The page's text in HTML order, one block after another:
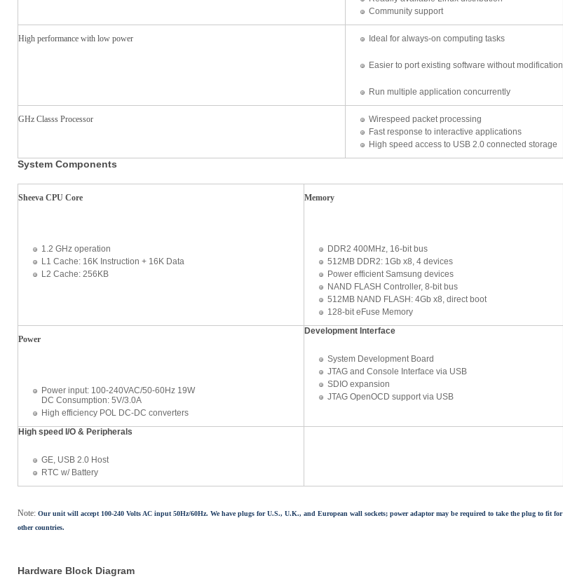
Community support
High performance with low power Ideal for always-on computing tasks
Easier to port existing software without modification
Run multiple application concurrently
GHz Classs Processor
Wirespeed packet processing
Fast response to interactive applications
High speed access to USB 2.0 connected storage
System Components
Sheeva CPU Core
1.2 GHz operation
L1 Cache: 16K Instruction + 16K Data
L2 Cache: 256KB
Memory
DDR2 400MHz, 16-bit bus
512MB DDR2: 1Gb x8, 4 devices
Power efficient Samsung devices
NAND FLASH Controller, 8-bit bus
512MB NAND FLASH: 4Gb x8, direct boot
128-bit eFuse Memory
Power
Power input: 100-240VAC/50-60Hz 19W
DC Consumption: 5V/3.0A
High efficiency POL DC-DC converters
Development Interface
System Development Board
JTAG and Console Interface via USB
SDIO expansion
JTAG OpenOCD support via USB
High speed I/O & Peripherals
GE, USB 2.0 Host
RTC w/ Battery
Note: Our unit will accept 100-240 Volts AC input 50Hz/60Hz. We have plugs for U.S., U.K., and European wall sockets; power adaptor may be required to takethe plug to fit for
other countries.
Hardware Block Diagram